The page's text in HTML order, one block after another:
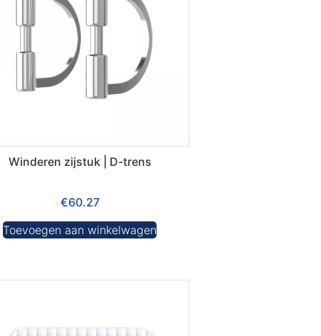
Winderen zijstuk | D-trens
€60.27
Toevoegen aan winkelwagen